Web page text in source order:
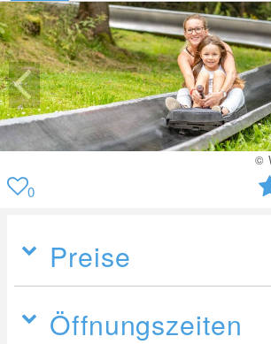
©
0
Preise
Öffnungszeiten